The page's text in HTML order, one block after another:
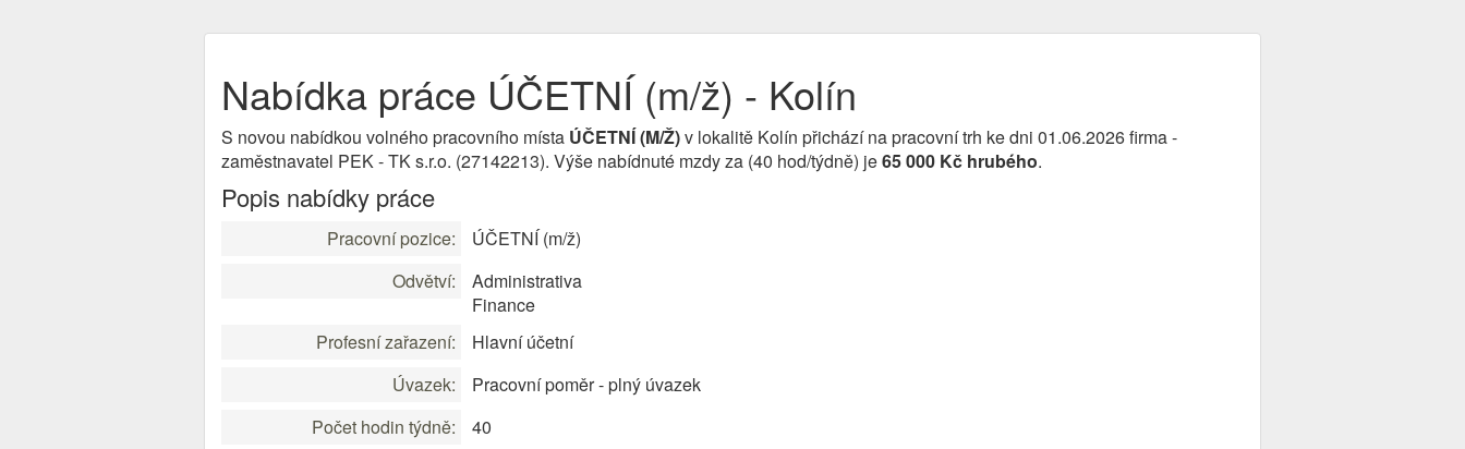
Nabídka práce ÚČETNÍ (m/ž) - Kolín
S novou nabídkou volného pracovního místa ÚČETNÍ (M/Ž)v lokalitě Kolín přichází na pracovní trh ke dni 01.06.2026 firma -
zaměstnavatel PEK - TK s.r.o. (27142213). Výše nabídnuté mzdy za (40 hod/týdně) je65 000 Kč hrubého.
Popis nabídky práce
Pracovní pozice:
ÚČETNÍ (m/ž)
Odvětví:
Administrativa
Finance
Profesní zařazení:
Hlavní účetní
Úvazek:
Pracovní poměr - plný úvazek
Počet hodin týdně:
40